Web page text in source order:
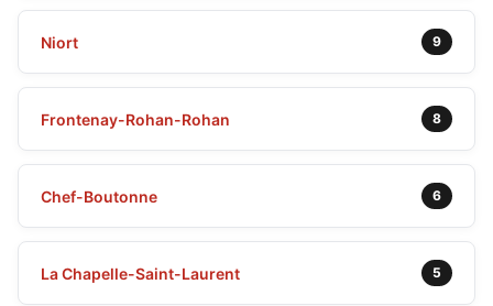
Niort 9
Frontenay-Rohan-Rohan 8
Chef-Boutonne 6
La Chapelle-Saint-Laurent 5